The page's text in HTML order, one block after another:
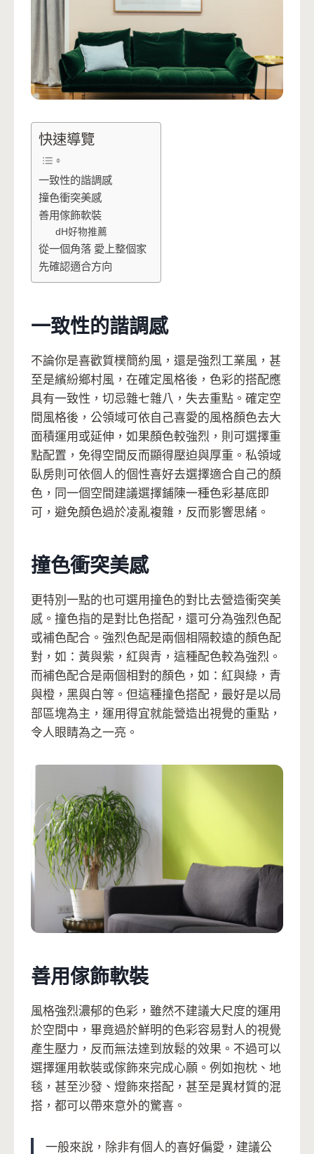
快速導覽
一致性的諧調感
撞色衝突美感
善用傢飾軟裝
dH好物推薦
從一個角落 愛上整個家
先確認適合方向
一致性的諧調感
不論你是喜歡質樸簡約風，還是強烈工業風，甚
至是繽紛鄉村風，在確定風格後，色彩的搭配應
具有一致性，切忌雜七雜八，失去重點。確定空
間風格後，公領域可依自己喜愛的風格顏色去大
面積運用或延伸，如果顏色較強烈，則可選擇重
點配置，免得空間反而顯得壓迫與厚重。私領域
臥房則可依個人的個性喜好去選擇適合自己的顏
色，同一個空間建議選擇鋪陳一種色彩基底即
可，避免顏色過於凌亂複雜，反而影響思緒。
撞色衝突美感
更特別一點的也可選用撞色的對比去營造衝突美
感。撞色指的是對比色搭配，還可分為強烈色配
或補色配合。強烈色配是兩個相隔較遠的顏色配
對，如：黃與紫，紅與青，這種配色較為強烈。
而補色配合是兩個相對的顏色，如：紅與綠，青
與橙，黑與白等。但這種撞色搭配，最好是以局
部區塊為主，運用得宜就能營造出視覺的重點，
令人眼睛為之一亮。
善用傢飾軟裝
風格強烈濃郁的色彩，雖然不建議大尺度的運用
於空間中，畢竟過於鮮明的色彩容易對人的視覺
產生壓力，反而無法達到放鬆的效果。不過可以
選擇運用軟裝或傢飾來完成心願。例如抱枕、地
毯，甚至沙發、燈飾來搭配，甚至是異材質的混
搭，都可以帶來意外的驚喜。
一般來說，除非有個人的喜好偏愛，建議公